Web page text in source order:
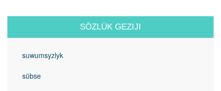
SÖZLÜK GEZIJI
suwumsyzlyk
sübse